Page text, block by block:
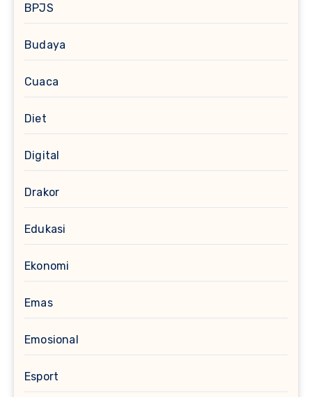
BPJS
Budaya
Cuaca
Diet
Digital
Drakor
Edukasi
Ekonomi
Emas
Emosional
Esport